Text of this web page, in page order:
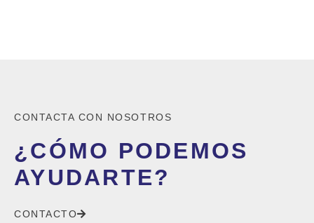
CONTACTA CON NOSOTROS
¿CÓMO PODEMOS
AYUDARTE?
CONTACTO